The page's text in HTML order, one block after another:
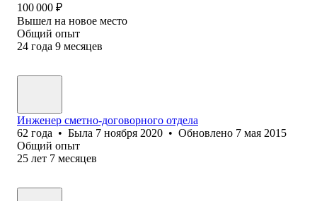
100 000 ₽
Вышел на новое место
Общий опыт
24 года 9 месяцев
Инженер сметно-договорного отдела
62 года • Была 7 ноября 2020 • Обновлено 7 мая 2015
Общий опыт
25 лет 7 месяцев